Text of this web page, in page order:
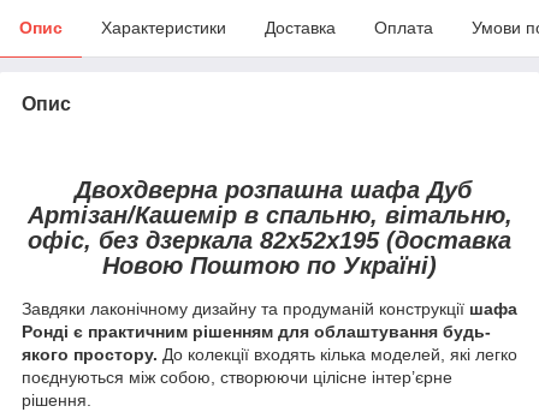
Опис Характеристики Доставка Оплата Умови
Опис
Двохдверна розпашна шафа Дуб
Артізан/Кашемір в спальню, вітальню,
офіс, без дзеркала 82х52х195 (доставка
Новою Поштою по Україні)
Завдяки лаконічному дизайну та продуманій конструкції шафа
Ронді є практичним рішенням для облаштування будь-
якого простору. До колекції входять кілька моделей, які легко
поєднуються між собою, створюючи цілісне інтер’єрне
рішення.